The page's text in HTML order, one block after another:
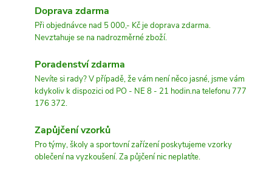
Doprava zdarma
Při objednávce nad 5 000,- Kč je doprava zdarma.
Nevztahuje se na nadrozměrné zboží.
Poradenství zdarma
Nevíte si rady? V případě, že vám není něco jasné, jsme vám
kdykoliv k dispozici od PO - NE 8 - 21 hodin.na telefonu 777
176 372.
Zapůjčení vzorků
Pro týmy, školy a sportovní zařízení poskytujeme vzorky
oblečení na vyzkoušení. Za půjčení nic neplatíte.